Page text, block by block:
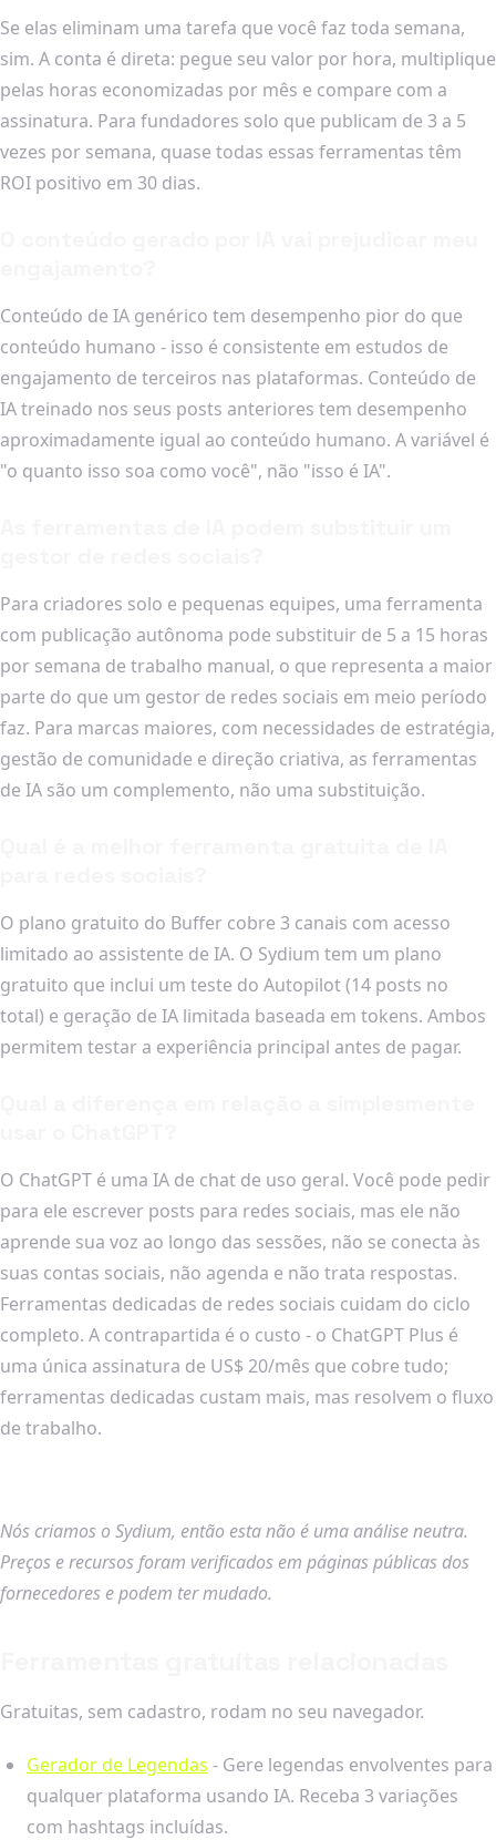
Se elas eliminam uma tarefa que você faz toda semana,
sim. A conta é direta: pegue seu valor por hora, multiplique
pelas horas economizadas por mês e compare com a
assinatura. Para fundadores solo que publicam de 3 a 5
vezes por semana, quase todas essas ferramentas têm
ROI positivo em 30 dias.
Conteúdo de IA genérico tem desempenho pior do que
conteúdo humano - isso é consistente em estudos de
engajamento de terceiros nas plataformas. Conteúdo de
IA treinado nos seus posts anteriores tem desempenho
aproximadamente igual ao conteúdo humano. A variável é
"o quanto isso soa como você", não "isso é IA".
Para criadores solo e pequenas equipes, uma ferramenta
com publicação autônoma pode substituir de 5 a 15 horas
por semana de trabalho manual, o que representa a maior
parte do que um gestor de redes sociais em meio período
faz. Para marcas maiores, com necessidades de estratégia,
gestão de comunidade e direção criativa, as ferramentas
de IA são um complemento, não uma substituição.
O plano gratuito do Buffer cobre 3 canais com acesso
limitado ao assistente de IA. O Sydium tem um plano
gratuito que inclui um teste do Autopilot (14 posts no
total) e geração de IA limitada baseada em tokens. Ambos
permitem testar a experiência principal antes de pagar.
O ChatGPT é uma IA de chat de uso geral. Você pode pedir
para ele escrever posts para redes sociais, mas ele não
aprende sua voz ao longo das sessões, não se conecta às
suas contas sociais, não agenda e não trata respostas.
Ferramentas dedicadas de redes sociais cuidam do ciclo
completo. A contrapartida é o custo - o ChatGPT Plus é
uma única assinatura de US$ 20/mês que cobre tudo;
ferramentas dedicadas custam mais, mas resolvem o fluxo
de trabalho.
Nós criamos o Sydium, então esta não é uma análise neutra.
Preços e recursos foram verificados em páginas públicas dos
fornecedores e podem ter mudado.
Gratuitas, sem cadastro, rodam no seu navegador.
Gerador de Legendas - Gere legendas envolventes para
qualquer plataforma usando IA. Receba 3 variações
com hashtags incluídas.